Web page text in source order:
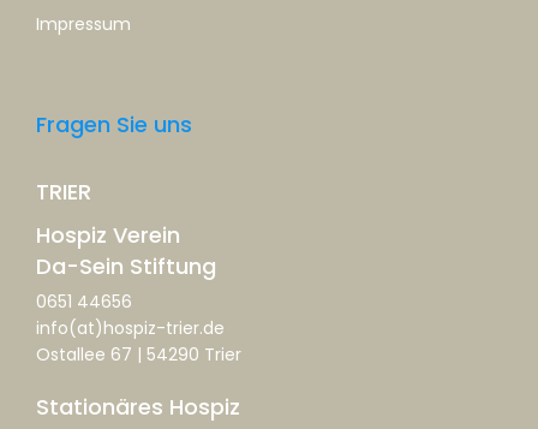
Impressum
Fragen Sie uns
TRIER
Hospiz Verein
Da-Sein Stiftung
0651 44656
info(at)hospiz-trier.de
Ostallee 67 | 54290 Trier
Stationäres Hospiz